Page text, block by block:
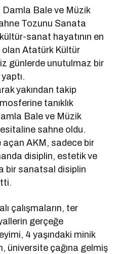
Damla Bale ve Müzik
Tozunu Sanata
sanat hayatının en
olan Atatürk Kültür
günlerde unutulmaz bir
yakından takip
tanıklık
Bale ve Müzik
sahne oldu.
açan AKM, sadece bir
disiplin, estetik ve
bir sanatsal disiplin
çalışmaların, ter
gerçeğe
4 yaşındaki minik
üniversite çağına gelmiş